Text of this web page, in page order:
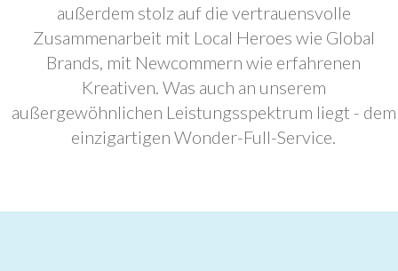
außerdem stolz auf die vertrauensvolle
Zusammenarbeit mit Local Heroes wie Global
Brands, mit Newcommern wie erfahrenen
Kreativen. Was auch an unserem
außergewöhnlichen Leistungsspektrum liegt - dem
einzigartigen Wonder-Full-Service.